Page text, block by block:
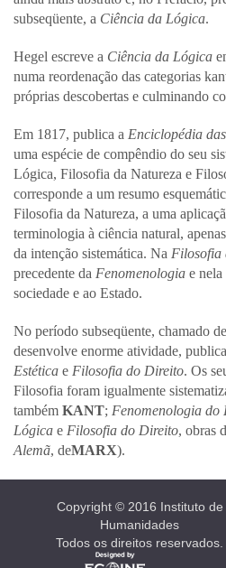
subseqüente, a Ciência da Lógica.
Hegel escreve a Ciência da Lógica
numa reordenação das categorias
próprias descobertas e culminando
Em 1817, publica a Enciclopédia
uma espécie de compêndio do seu
Lógica, Filosofia da Natureza e
corresponde a um resumo
Filosofia da Natureza, a uma
terminologia à ciência natural,
da intenção sistemática. Na Filosofia
precedente da Fenomenologia e nela
sociedade e ao Estado.
No período subseqüente, chamado
desenvolve enorme atividade,
Estética e Filosofia do Direito. Os
Filosofia foram igualmente
também KANT; Fenomenologia do
Lógica e Filosofia do Direito, obras
Alemã, deMARX).
Copyright © 2016 Instituto de
Humanidades
Todos os direitos reservados.